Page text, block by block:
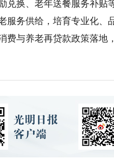
兑换、老年送餐服务补贴
服务供给，培育专业化
费与养老再贷款政策落地